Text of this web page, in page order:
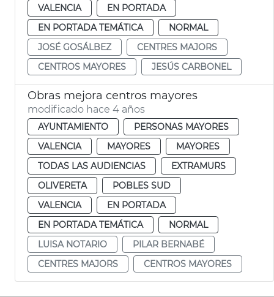
VALENCIA
EN PORTADA
EN PORTADA TEMÁTICA
NORMAL
JOSÉ GOSÁLBEZ
CENTRES MAJORS
CENTROS MAYORES
JESÚS CARBONEL
Obras mejora centros mayores
modificado hace 4 años
AYUNTAMIENTO
PERSONAS MAYORES
VALENCIA
MAYORES
MAYORES
TODAS LAS AUDIENCIAS
EXTRAMURS
OLIVERETA
POBLES SUD
VALENCIA
EN PORTADA
EN PORTADA TEMÁTICA
NORMAL
LUISA NOTARIO
PILAR BERNABÉ
CENTRES MAJORS
CENTROS MAYORES